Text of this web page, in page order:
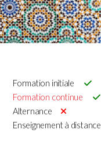
Formation initiale
Formation continue
Alternance
Enseignement à distance